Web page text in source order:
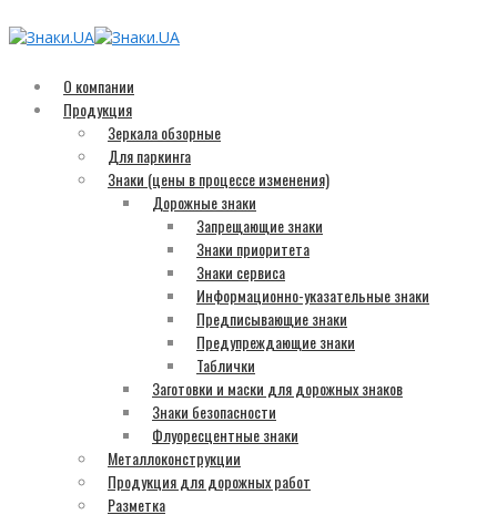
О компании
Продукция
Зеркала обзорные
Для паркинга
Знаки (цены в процессе изменения)
Дорожные знаки
Запрещающие знаки
Знаки приоритета
Знаки сервиса
Информационно-указательные знаки
Предписывающие знаки
Предупреждающие знаки
Таблички
Заготовки и маски для дорожных знаков
Знаки безопасности
Флуоресцентные знаки
Металлоконструкции
Продукция для дорожных работ
Разметка